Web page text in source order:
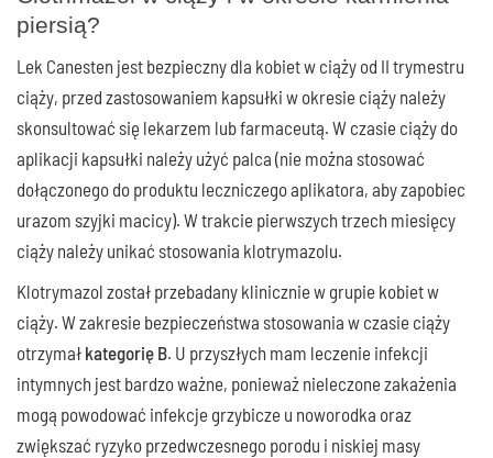
piersią?
Lek Canesten jest bezpieczny dla kobiet w ciąży od II trymestru
ciąży, przed zastosowaniem kapsułki w okresie ciąży należy
skonsultować się lekarzem lub farmaceutą. W czasie ciąży do
aplikacji kapsułki należy użyć palca (nie można stosować
dołączonego do produktu leczniczego aplikatora, aby zapobiec
urazom szyjki macicy). W trakcie pierwszych trzech miesięcy
ciąży należy unikać stosowania klotrymazolu.
Klotrymazol został przebadany klinicznie w grupie kobiet w
ciąży. W zakresie bezpieczeństwa stosowania w czasie ciąży
otrzymał kategorię B. U przyszłych mam leczenie infekcji
intymnych jest bardzo ważne, ponieważ nieleczone zakażenia
mogą powodować infekcje grzybicze u noworodka oraz
zwiększać ryzyko przedwczesnego porodu i niskiej masy